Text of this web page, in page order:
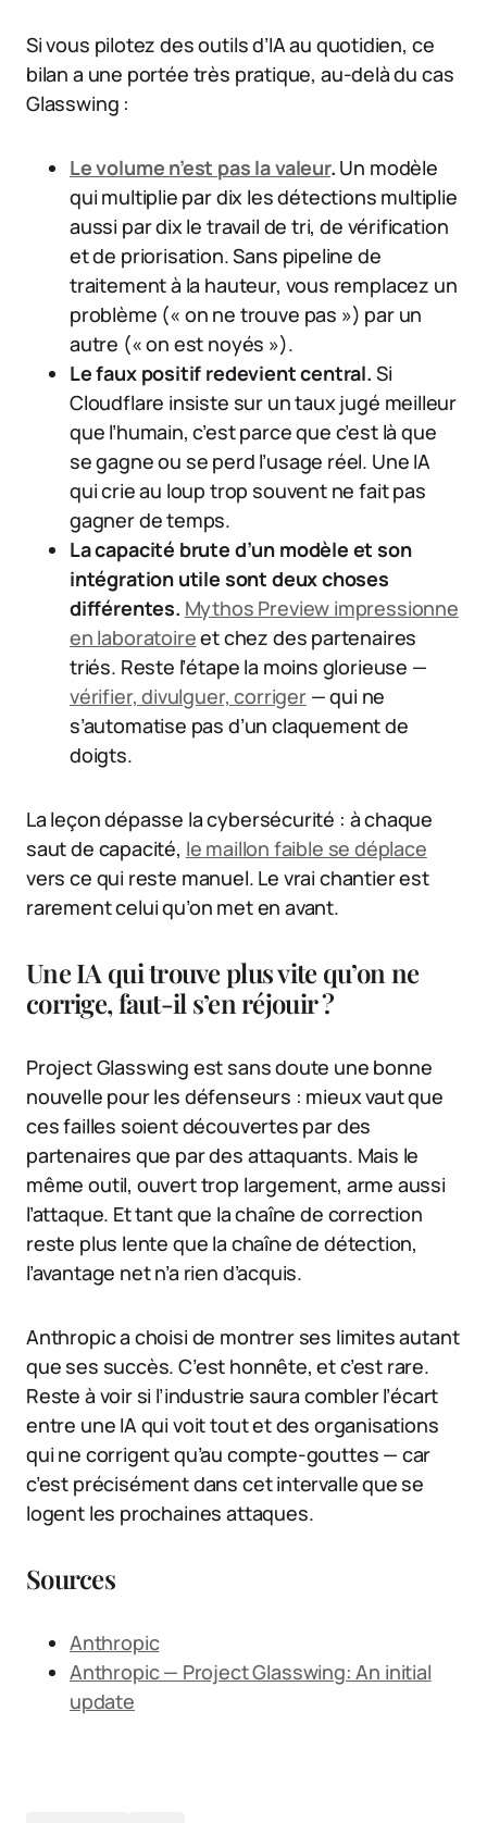
Si vous pilotez des outils d’IA au quotidien, ce
bilan a une portée très pratique, au-delà du cas
Glasswing :
Le volume n’est pas la valeur. Un modèle
qui multiplie par dix les détections multiplie
aussi par dix le travail de tri, de vérification
et de priorisation. Sans pipeline de
traitement à la hauteur, vous remplacez un
problème (« on ne trouve pas ») par un
autre (« on est noyés »).
Le faux positif redevient central. Si
Cloudflare insiste sur un taux jugé meilleur
que l’humain, c’est parce que c’est là que
se gagne ou se perd l’usage réel. Une IA
qui crie au loup trop souvent ne fait pas
gagner de temps.
La capacité brute d’un modèle et son
intégration utile sont deux choses
différentes. Mythos Preview impressionne
en laboratoireet chez des partenaires
triés. Reste l’étape la moins glorieuse —
vérifier, divulguer, corriger— qui ne
s’automatise pas d’un claquement de
doigts.
La leçon dépasse la cybersécurité : à chaque
saut de capacité, le maillon faible se déplace
vers ce qui reste manuel. Le vrai chantier est
rarement celui qu’on met en avant.
Une IA qui trouve plus vite qu’on ne
corrige, faut-il s’en réjouir ?
Project Glasswing est sans doute une bonne
nouvelle pour les défenseurs : mieux vaut que
ces failles soient découvertes par des
partenaires que par des attaquants. Mais le
même outil, ouvert trop largement, arme aussi
l’attaque. Et tant que la chaîne de correction
reste plus lente que la chaîne de détection,
l’avantage net n’a rien d’acquis.
Anthropic a choisi de montrer ses limites autant
que ses succès. C’est honnête, et c’est rare.
Reste à voir si l’industrie saura combler l’écart
entre une IA qui voit tout et des organisations
qui ne corrigent qu’au compte-gouttes — car
c’est précisément dans cet intervalle que se
logent les prochaines attaques.
Sources
Anthropic
Anthropic — Project Glasswing: An initial
update